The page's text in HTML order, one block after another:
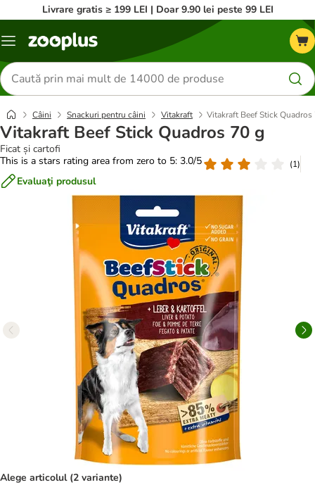
Livrare gratis ≥ 199 LEI | Doar 9.90 lei peste 99 LEI
Categorii
Căutare
produse
Câini Snackuri pentru câini Vitakraft Vitakraft Beef Stick Quadros
Vitakraft Beef Stick Quadros 70 g
Ficat și cartofi
This is a stars rating area from zero to 5: 3.0/5
(1)
Evaluaţi produsul
Alege articolul (2 variante)